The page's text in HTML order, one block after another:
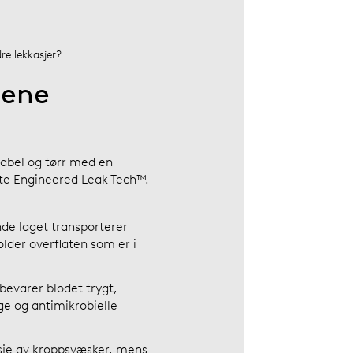
lekkasjer?
og tørr med en
Engineered Leak Tech™.
laget transporterer
overflaten som er i
blodet trygt,
og antimikrobielle
av kroppsvæsker, mens